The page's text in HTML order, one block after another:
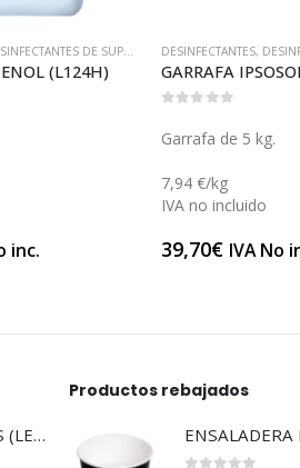
,LIMPIADORES DE SUPERFICIES,LIMPIEZA Y
DESINFECTANTES,DESINFECTANTES PARA PIEL SANA
GARRAFA IPSOSOL (L124PNEW)
39,70
BOTELLA ECOFOAM MULTISUELOS (LECOF12)
Productos rebajados